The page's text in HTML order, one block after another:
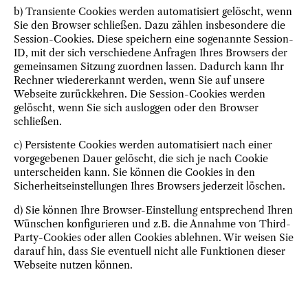
b) Transiente Cookies werden automatisiert gelöscht, wenn
Sie den Browser schließen. Dazu zählen insbesondere die
Session-Cookies. Diese speichern eine sogenannte Session-
ID, mit der sich verschiedene Anfragen Ihres Browsers der
gemeinsamen Sitzung zuordnen lassen. Dadurch kann Ihr
Rechner wiedererkannt werden, wenn Sie auf unsere
Webseite zurückkehren. Die Session-Cookies werden
gelöscht, wenn Sie sich ausloggen oder den Browser
schließen.
c) Persistente Cookies werden automatisiert nach einer
vorgegebenen Dauer gelöscht, die sich je nach Cookie
unterscheiden kann. Sie können die Cookies in den
Sicherheitseinstellungen Ihres Browsers jederzeit löschen.
d) Sie können Ihre Browser-Einstellung entsprechend Ihren
Wünschen konfigurieren und z.B. die Annahme von Third-
Party-Cookies oder allen Cookies ablehnen. Wir weisen Sie
darauf hin, dass Sie eventuell nicht alle Funktionen dieser
Webseite nutzen können.